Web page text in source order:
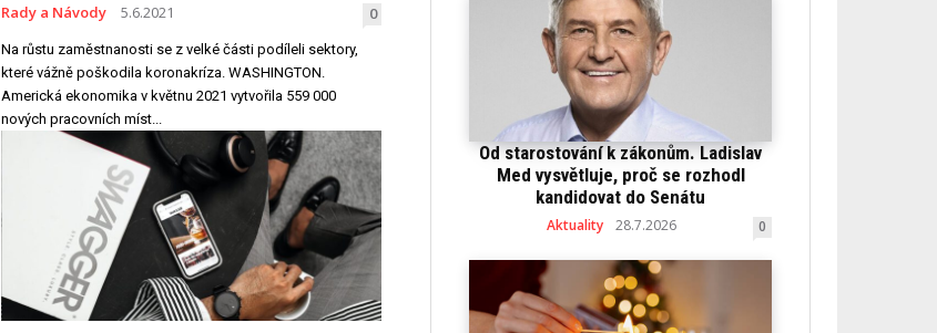
Rady a Návody 5.6.2021 0
Na růstu zaměstnanosti se z velké části podíleli sektory,
které vážně poškodila koronakríza. WASHINGTON.
Americká ekonomika v květnu 2021 vytvořila 559 000
nových pracovních míst...
Od starostování k zákonům. Ladislav
Med vysvětluje, proč se rozhodl
kandidovat do Senátu
Aktuality 28.7.2026 0